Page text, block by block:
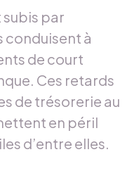
par
conduisent à
de court
Ces retards
de trésorerie au
en péril
d’entre elles.